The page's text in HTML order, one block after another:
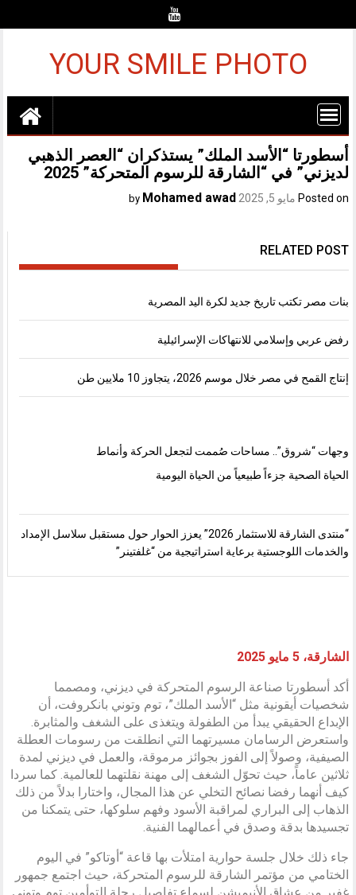
YOUR SMILE PHOTO
أسطورتا “الأسد الملك” يستذكران “العصر الذهبي
لديزني” في “الشارقة للرسوم المتحركة” 2025
Posted on مايو 5, 2025 Mohamed awad
RELATED POST
بنات مصر تكتب تاريخ جديد لكرة اليد المصرية
رفض عربي وإسلامي للانتهاكات الإسرائيلية
إنتاج القمح في مصر خلال موسم 2026، يتجاوز 10 ملايين طن
وجهات “شروق”.. مساحات صُممت لتجعل الحركة وأنماط
الحياة الصحية جزءاً طبيعياً من الحياة اليومية
“منتدى الشارقة للاستثمار 2026” يعزز الحوار حول مستقبل سلاسل الإمداد
والخدمات اللوجستية برعاية استراتيجية من “غلفتينر”
الشارقة، 5 مايو 2025
أكد أسطورتا صناعة الرسوم المتحركة في ديزني، ومصمما
شخصيات أيقونية مثل “الأسد الملك”، توم وتوني بانكروفت، أن
الإبداع الحقيقي يبدأ من الطفولة ويتغذى على الشغف والمثابرة.
واستعرض الرسامان مسيرتهما التي انطلقت من رسومات العطلة
الصيفية، وصولاً إلى الفوز بجوائز مرموقة، والعمل في ديزني لمدة
ثلاثين عاماً، حيث تحوّل الشغف إلى مهنة نقلتهما للعالمية. كما سردا
كيف أنهما رفضا نصائح التخلي عن هذا المجال، واختارا بدلاً من ذلك
الذهاب إلى البراري لمراقبة الأسود وفهم سلوكها، حتى يتمكنا من
تجسيدها بدقة وصدق في أعمالهما الفنية.
جاء ذلك خلال جلسة حوارية امتلأت بها قاعة “أوتاكو” في اليوم
الختامي من مؤتمر الشارقة للرسوم المتحركة، حيث اجتمع جمهور